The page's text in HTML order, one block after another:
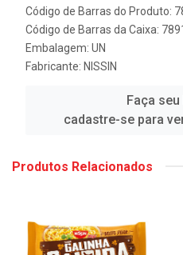
Código de Barras do Produto:
Código de Barras da Caixa:
Embalagem: UN
Fabricante: NISSIN
Faça
cadastre-se para
Produtos Relacionados